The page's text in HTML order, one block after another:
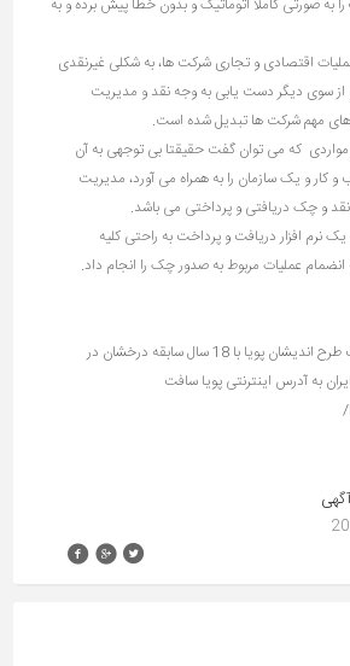
به صورتی کاملا اتوماتیک و بدون خطا پیش برده و به
اقتصادی و تجاری شرکت ها، به شکلی غیرنقدی
از سوی دیگر دست یابی به وجه نقد و مدیریت
مهم شرکت ها تبدیل شده است.
که می توان گفت حقیقتا بی توجهی به آن
و یک سازمان را به همراه می آورد، مدیریت
و چک دریافتی و پرداختی می باشد.
نرم افزار دریافت و پرداخت به راحتی کلیه
عملیات مربوط به صدور چک را انجام داد.
برگرفته از وب سایت شرکت طرح اندیشان پویا با 18 سال سابقه درخشان در
به آدرس اینترنتی پویا سافت